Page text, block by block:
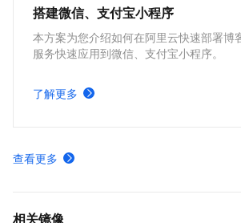
搭建微信、支付宝小程序
本方案为您介绍如何在阿里云快速部署博
服务快速应用到微信、支付宝小程序。
了解更多
查看更多
相关镜像